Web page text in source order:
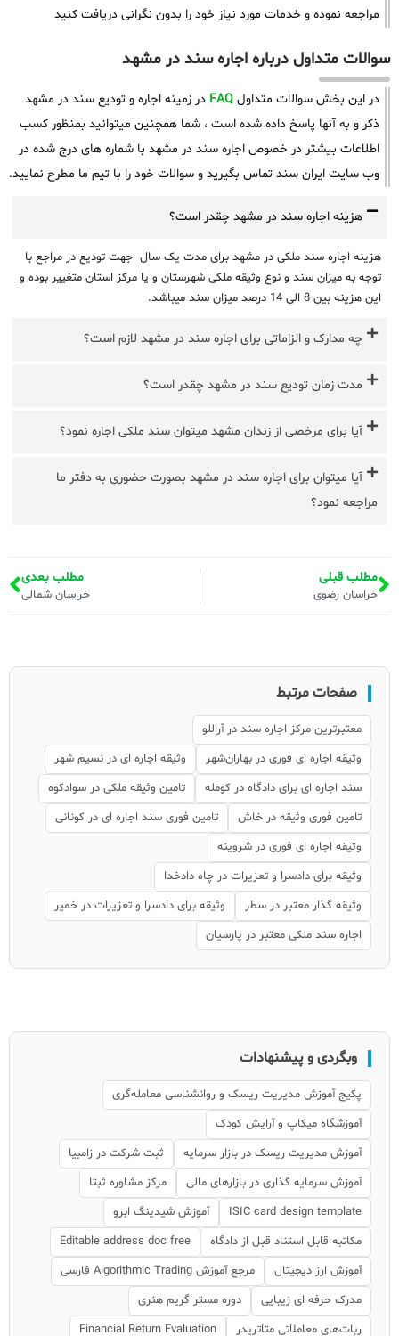
مراجعه نموده و خدمات مورد نیاز خود را بدون نگرانی دریافت کنید
سوالات متداول درباره اجاره سند در مشهد
در این بخش سوالات متداول FAQ در زمینه اجاره و تودیع سند در مشهد
ذکر و به آنها پاسخ داده شده است ، شما همچنین میتوانید بمنظور کسب
اطلاعات بیشتر در خصوص اجاره سند در مشهد با شماره های درج شده در
وب سایت ایران سند تماس بگیرید و سوالات خود را با تیم ما مطرح نمایید.
هزینه اجاره سند در مشهد چقدر است؟
هزینه اجاره سند ملکی در مشهد برای مدت یک سال جهت تودیع در مراجع با
توجه به میزان سند و نوع وثیقه ملکی شهرستان و یا مرکز استان متغییر بوده و
این هزینه بین 8 الی 14 درصد میزان سند میباشد.
چه مدارک و الزاماتی برای اجاره سند در مشهد لازم است؟
مدت زمان تودیع سند در مشهد چقدر است؟
آیا برای مرخصی از زندان مشهد میتوان سند ملکی اجاره نمود؟
آیا میتوان برای اجاره سند در مشهد بصورت حضوری به دفتر ما
مراجعه نمود؟
مطلب قبلی
خراسان رضوی
مطلب بعدی
خراسان شمالی
صفحات مرتبط
معتبرترین مرکز اجاره سند در آراللو
وثیقه اجاره ای فوری در بهاران‌شهر
وثیقه اجاره ای در نسیم شهر
سند اجاره ای برای دادگاه در کومله
تامین وثیقه ملکی در سوادکوه
تامین فوری وثیقه در خاش
تامین فوری سند اجاره ای در کونانی
وثیقه اجاره ای فوری در شروینه
وثیقه برای دادسرا و تعزیرات در چاه دادخدا
وثیقه گذار معتبر در سطر
وثیقه برای دادسرا و تعزیرات در خمیر
اجاره سند ملکی معتبر در پارسیان
وبگردی و پیشنهادات
پکیج آموزش مدیریت ریسک و روانشناسی معامله‌گری
آموزشگاه میکاپ و آرایش کودک
آموزش مدیریت ریسک در بازار سرمایه
ثبت شرکت در زامبیا
آموزش سرمایه گذاری در بازارهای مالی
مرکز مشاوره ثبتا
ISIC card design template
آموزش شیدینگ ابرو
مکاتبه قابل استناد قبل از دادگاه
Editable address doc free
آموزش ارز دیجیتال
مرجع آموزش Algorithmic Trading فارسی
مدرک حرفه ای زیبایی
دوره مستر گریم هنری
ربات‌های معاملاتی متاتریدر
Financial Return Evaluation